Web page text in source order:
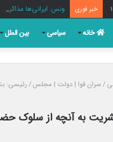
خبر فوری ونس: ایرانی‌ها
خانه سیاسی بین الملل
/سران قوا | دولت | مجلس/رئیسی:
به آنچه از سلوک